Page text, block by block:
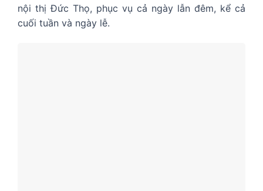
nội thị Đức Thọ, phục vụ cả ngày lẫn đêm, kể cả
cuối tuần và ngày lễ.